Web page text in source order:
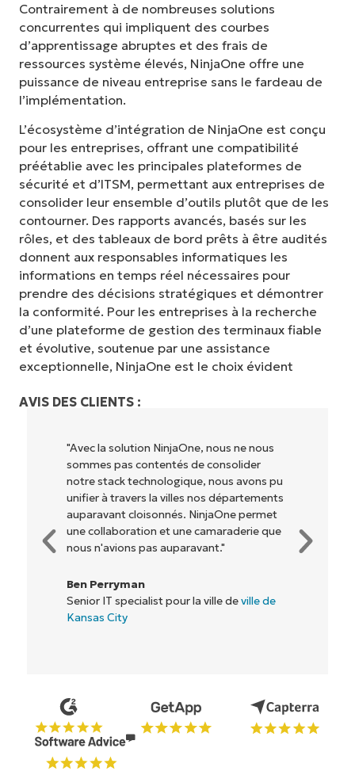
Contrairement à de nombreuses solutions
concurrentes qui impliquent des courbes
d’apprentissage abruptes et des frais de
ressources système élevés, NinjaOne offre une
puissance de niveau entreprise sans le fardeau de
l’implémentation.
L’écosystème d’intégration de NinjaOne est conçu
pour les entreprises, offrant une compatibilité
préétablie avec les principales plateformes de
sécurité et d’ITSM, permettant aux entreprises de
consolider leur ensemble d’outils plutôt que de les
contourner. Des rapports avancés, basés sur les
rôles, et des tableaux de bord prêts à être audités
donnent aux responsables informatiques les
informations en temps réel nécessaires pour
prendre des décisions stratégiques et démontrer
la conformité. Pour les entreprises à la recherche
d’une plateforme de gestion des terminaux fiable
et évolutive, soutenue par une assistance
exceptionnelle, NinjaOne est le choix évident
AVIS DES CLIENTS :
"Avec la solution NinjaOne, nous ne nous
sommes pas contentés de consolider
notre stack technologique, nous avons pu
unifier à travers la villes nos départements
auparavant cloisonnés. NinjaOne permet
une collaboration et une camaraderie que
nous n'avions pas auparavant."
Ben Perryman
Senior IT specialist pour la ville deville de
Kansas City
Business
email*